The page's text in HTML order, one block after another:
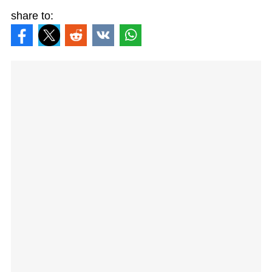
share to: